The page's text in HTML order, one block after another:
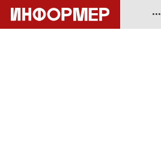
•••